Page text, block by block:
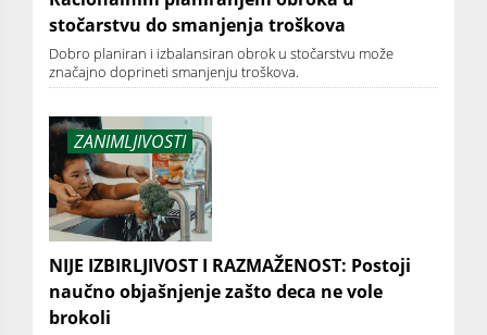
stočarstvu do smanjenja troškova
Dobro planiran i izbalansiran obrok u stočarstvu može
značajno doprineti smanjenju troškova.
ZANIMLJIVOSTI
NIJE IZBIRLJIVOST I RAZMAŽENOST: Postoji
naučno objašnjenje zašto deca ne vole
brokoli